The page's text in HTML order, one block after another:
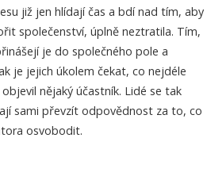
již jen hlídají čas a bdí nad tím, aby
společenství, úplně neztratila. Tím,
je do společného pole a
je jejich úkolem čekat, co nejdéle
nějaký účastník. Lidé se tak
sami převzít odpovědnost za to, co
osvobodit.